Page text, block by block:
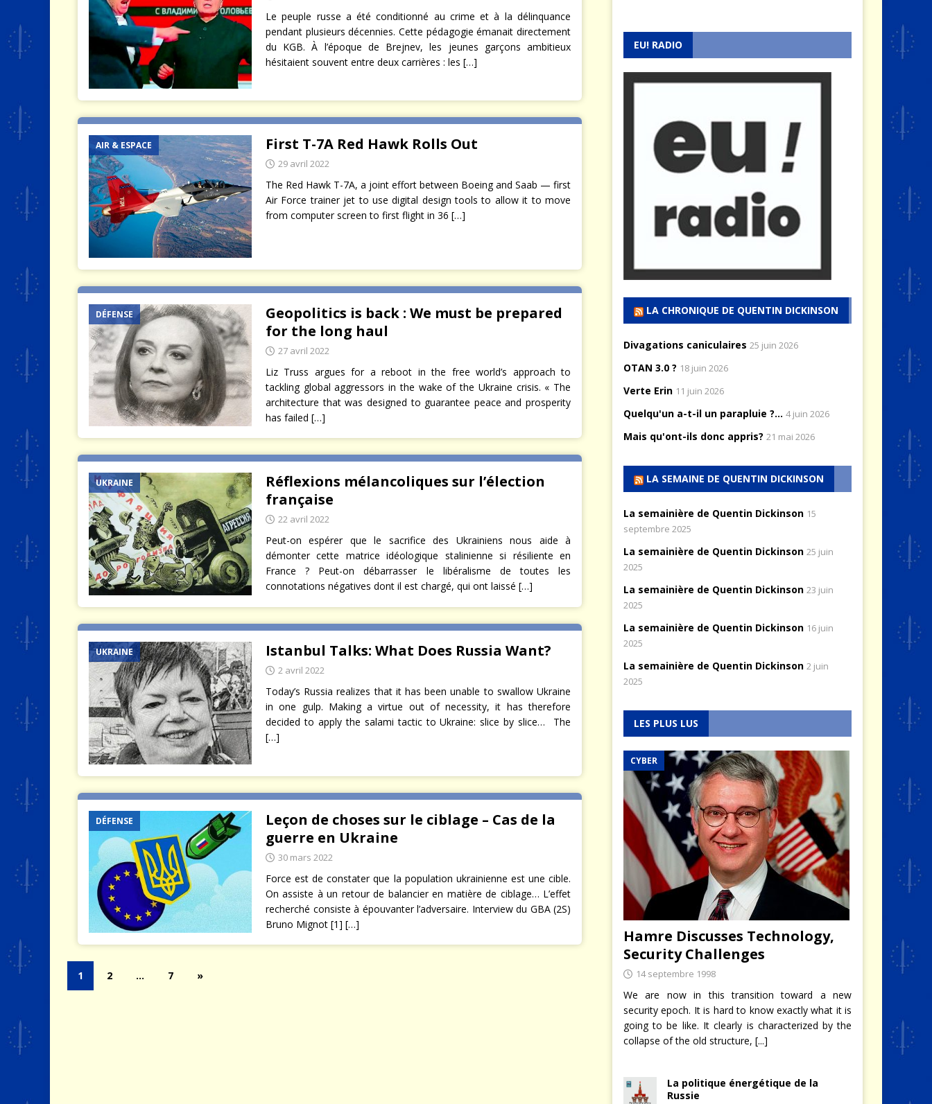
Le peuple russe a été conditionné au crime et à la délinquance
pendant plusieurs décennies. Cette pédagogie émanait directement
du KGB. À l’époque de Brejnev, les jeunes garçons ambitieux
hésitaient souvent entre deux carrières : les […]
AIR & ESPACE First T-7A Red Hawk Rolls Out
29 avril 2022
The Red Hawk T-7A, a joint effort between Boeing and Saab — first
Air Force trainer jet to use digital design tools to allow it to move
from computer screen to first flight in 36 […]
DÉFENSE
Geopolitics is back : We must be prepared
for the long haul
27 avril 2022
Liz Truss argues for a reboot in the free world’s approach to
tackling global aggressors in the wake of the Ukraine crisis. « The
architecture that was designed to guarantee peace and prosperity
has failed […]
UKRAINE
Réflexions mélancoliques sur l’élection
française
22 avril 2022
Peut-on espérer que le sacrifice des Ukrainiens nous aide à
démonter cette matrice idéologique stalinienne si résiliente en
France ? Peut-on débarrasser le libéralisme de toutes les
connotations négatives dont il est chargé, qui ont laissé […]
UKRAINE Istanbul Talks: What Does Russia Want?
2 avril 2022
Today’s Russia realizes that it has been unable to swallow Ukraine
in one gulp. Making a virtue out of necessity, it has therefore
decided to apply the salami tactic to Ukraine: slice by slice… The
[…]
DÉFENSE
Leçon de choses sur le ciblage – Cas de la
guerre en Ukraine
30 mars 2022
Force est de constater que la population ukrainienne est une cible.
On assiste à un retour de balancier en matière de ciblage… L’effet
recherché consiste à épouvanter l’adversaire. Interview du GBA (2S)
Bruno Mignot [1] […]
1 2 … 7 »
EU! RADIO
LA CHRONIQUE DE QUENTIN DICKINSON
Divagations caniculaires 25 juin 2026
OTAN 3.0 ? 18 juin 2026
Verte Erin 11 juin 2026
Quelqu'un a-t-il un parapluie ?... 4 juin 2026
Mais qu'ont-ils donc appris? 21 mai 2026
LA SEMAINE DE QUENTIN DICKINSON
La semainière de Quentin Dickinson 15
septembre 2025
La semainière de Quentin Dickinson 25 juin
2025
La semainière de Quentin Dickinson 23 juin
2025
La semainière de Quentin Dickinson 16 juin
2025
La semainière de Quentin Dickinson 2 juin
2025
LES PLUS LUS
CYBER
Hamre Discusses Technology,
Security Challenges
14 septembre 1998
We are now in this transition toward a new
security epoch. It is hard to know exactly what it is
going to be like. It clearly is characterized by the
collapse of the old structure, [...]
La politique énergétique de la
Russie